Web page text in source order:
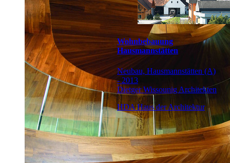
Wohnbebauung
Hausmannstätten
Neubau, Hausmannstätten (A)
- 2013
Dietger Wissounig Architekten
HDA Haus der Architektur